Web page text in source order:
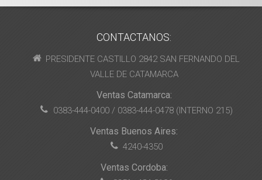
CONTACTANOS:
PRESIDENTE CASTILLO 2842 SAN FERNANDO DEL
VALLE DE CATAMARCA
Ventas Catamarca:
0383-444-0400 / 0383-444-0478 (INTERNO 215)
Ventas Buenos Aires:
4240-4350
Ventas Cordoba: